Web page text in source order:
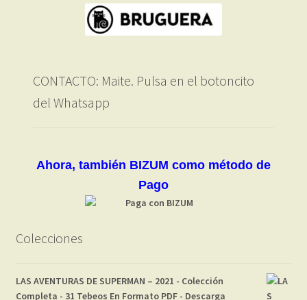
CONTACTO: Maite. Pulsa en el botoncito
del Whatsapp
Ahora, también BIZUM como método de
Pago
Colecciones
LAS AVENTURAS DE SUPERMAN – 2021 - Colección
Completa - 31 Tebeos En Formato PDF - Descarga